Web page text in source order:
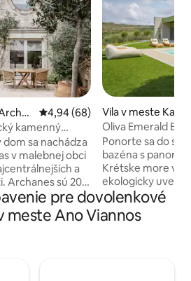
Priemerné ohodnotenie 4,94
4,94 (68)
kamenný
sa nachádza
v malebnej obci
a
Archanes sú 20
(15 km), 15
letiska
slávneho
Vila v meste Kato
Oliva Emerald
siete
Ponorte sa do
bazéna s
Krétske more vo
ekologicky
vinicami a
na 15 akroch
energeticky
pre dovolenkové
meste Ano Viannos